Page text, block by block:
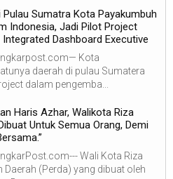
Pulau Sumatra Kota Payakumbuh
Indonesia, Jadi Pilot Project
Dashboard Executive
Kota
daerah di pulau Sumatera
dalam pengemba...
Haris Azhar, Walikota Riza
Untuk Semua Orang, Demi
Wali Kota Riza
(Perda) yang dibuat oleh